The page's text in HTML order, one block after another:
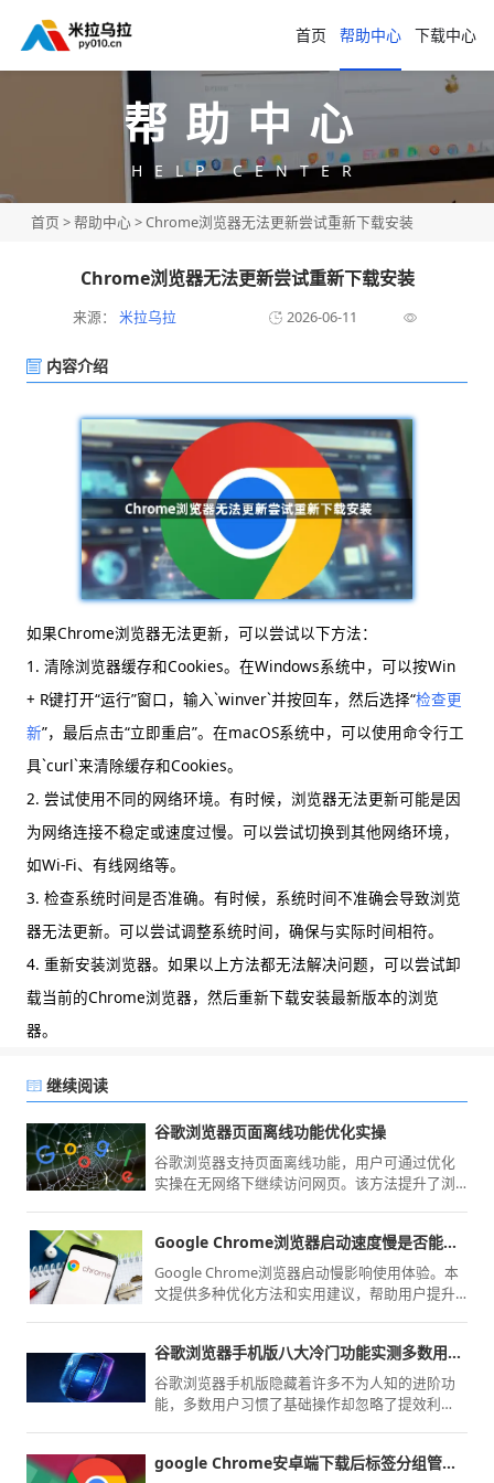
首页 帮助中心 下载中心
帮助中心
HELP CENTER
首页 >帮助中心> Chrome浏览器无法更新尝试重新下载安装
Chrome浏览器无法更新尝试重新下载安装
来源： 米拉乌拉 2026-06-11
内容介绍
如果Chrome浏览器无法更新，可以尝试以下方法：
1. 清除浏览器缓存和Cookies。在Windows系统中，可以按Win
+ R键打开“运行”窗口，输入`winver`并按回车，然后选择“检查更
新”，最后点击“立即重启”。在macOS系统中，可以使用命令行工
具`curl`来清除缓存和Cookies。
2. 尝试使用不同的网络环境。有时候，浏览器无法更新可能是因
为网络连接不稳定或速度过慢。可以尝试切换到其他网络环境，
如Wi-Fi、有线网络等。
3. 检查系统时间是否准确。有时候，系统时间不准确会导致浏览
器无法更新。可以尝试调整系统时间，确保与实际时间相符。
4. 重新安装浏览器。如果以上方法都无法解决问题，可以尝试卸
载当前的Chrome浏览器，然后重新下载安装最新版本的浏览
器。
继续阅读
谷歌浏览器页面离线功能优化实操
谷歌浏览器支持页面离线功能，用户可通过优化
实操在无网络下继续访问网页。该方法提升了浏
Google Chrome浏览器启动速度慢是否能彻底解决
Google Chrome浏览器启动慢影响使用体验。本
文提供多种优化方法和实用建议，帮助用户提升
谷歌浏览器手机版八大冷门功能实测多数用户从未开启
谷歌浏览器手机版隐藏着许多不为人知的进阶功
能，多数用户习惯了基础操作却忽略了提效利
跃升。
google Chrome安卓端下载后标签分组管理经验